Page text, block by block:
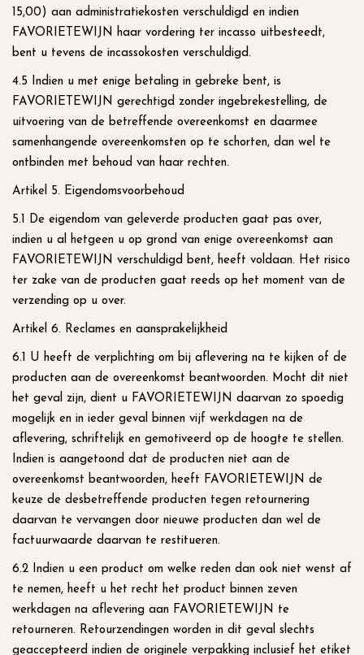
15,00) aan administratiekosten verschuldigd en indien
FAVORIETEWIJN haar vordering ter incasso uitbesteedt,
bent u tevens de incassokosten verschuldigd.
4.5 Indien u met enige betaling in gebreke bent, is
FAVORIETEWIJN gerechtigd zonder ingebrekestelling, de
uitvoering van de betreffende overeenkomst en daarmee
samenhangende overeenkomsten op te schorten, dan wel te
ontbinden met behoud van haar rechten.
Artikel 5. Eigendomsvoorbehoud
5.1 De eigendom van geleverde producten gaat pas over,
indien u al hetgeen u op grond van enige overeenkomst aan
FAVORIETEWIJN verschuldigd bent, heeft voldaan. Het risico
ter zake van de producten gaat reeds op het moment van de
verzending op u over.
Artikel 6. Reclames en aansprakelijkheid
6.1 U heeft de verplichting om bij aflevering na te kijken of de
producten aan de overeenkomst beantwoorden. Mocht dit niet
het geval zijn, dient u FAVORIETEWIJN daarvan zo spoedig
mogelijk en in ieder geval binnen vijf werkdagen na de
aflevering, schriftelijk en gemotiveerd op de hoogte te stellen.
Indien is aangetoond dat de producten niet aan de
overeenkomst beantwoorden, heeft FAVORIETEWIJN de
keuze de desbetreffende producten tegen retournering
daarvan te vervangen door nieuwe producten dan wel de
factuurwaarde daarvan te restitueren.
6.2 Indien u een product om welke reden dan ook niet wenst af
te nemen, heeft u het recht het product binnen zeven
werkdagen na aflevering aan FAVORIETEWIJN te
retourneren. Retourzendingen worden in dit geval slechts
geaccepteerd indien de originele verpakking inclusief het etiket